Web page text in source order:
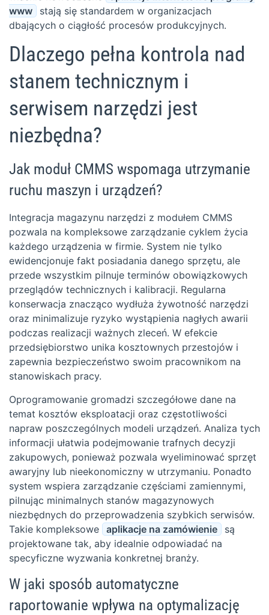
www
stają się standardem w organizacjach
dbających o ciągłość procesów produkcyjnych.
Dlaczego pełna kontrola nad
stanem technicznym i
serwisem narzędzi jest
niezbędna?
Jak moduł CMMS wspomaga utrzymanie
ruchu maszyn i urządzeń?
Integracja magazynu narzędzi z modułem CMMS
pozwala na kompleksowe zarządzanie cyklem życia
każdego urządzenia w firmie. System nie tylko
ewidencjonuje fakt posiadania danego sprzętu, ale
przede wszystkim pilnuje terminów obowiązkowych
przeglądów technicznych i kalibracji. Regularna
konserwacja znacząco wydłuża żywotność narzędzi
oraz minimalizuje ryzyko wystąpienia nagłych awarii
podczas realizacji ważnych zleceń. W efekcie
przedsiębiorstwo unika kosztownych przestojów i
zapewnia bezpieczeństwo swoim pracownikom na
stanowiskach pracy.
Oprogramowanie gromadzi szczegółowe dane na
temat kosztów eksploatacji oraz częstotliwości
napraw poszczególnych modeli urządzeń. Analiza tych
informacji ułatwia podejmowanie trafnych decyzji
zakupowych, ponieważ pozwala wyeliminować sprzęt
awaryjny lub nieekonomiczny w utrzymaniu. Ponadto
system wspiera zarządzanie częściami zamiennymi,
pilnując minimalnych stanów magazynowych
niezbędnych do przeprowadzenia szybkich serwisów.
Takie kompleksowe aplikacje na zamówienie
są
projektowane tak, aby idealnie odpowiadać na
specyficzne wyzwania konkretnej branży.
W jaki sposób automatyczne
raportowanie wpływa na optymalizację